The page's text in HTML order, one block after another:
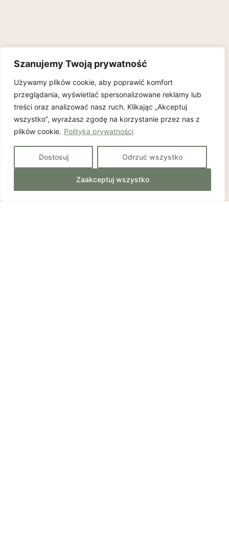
Szanujemy Twoją prywatność
Używamy plików cookie, aby poprawić komfort
przeglądania, wyświetlać spersonalizowane reklamy lub
treści oraz analizować nasz ruch. Klikając „Akceptuj
wszystko”, wyrażasz zgodę na korzystanie przez nas z
plików cookie. Polityka prywatności
Dostosuj Odrzuć wszystko
Zaakceptuj wszystko